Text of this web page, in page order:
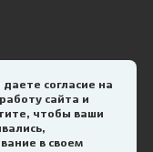
согласие на
сайта и
чтобы ваши
в своем